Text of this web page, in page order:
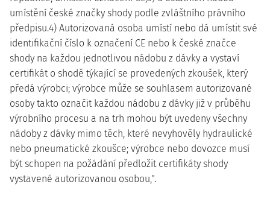
umístění české značky shody podle zvláštního právního
předpisu.4) Autorizovaná osoba umístí nebo dá umístit své
identifikační číslo k označení CE nebo k české značce
shody na každou jednotlivou nádobu z dávky a vystaví
certifikát o shodě týkající se provedených zkoušek, který
předá výrobci; výrobce může se souhlasem autorizované
osoby takto označit každou nádobu z dávky již v průběhu
výrobního procesu a na trh mohou být uvedeny všechny
nádoby z dávky mimo těch, které nevyhověly hydraulické
nebo pneumatické zkoušce; výrobce nebo dovozce musí
být schopen na požádání předložit certifikáty shody
vystavené autorizovanou osobou,".